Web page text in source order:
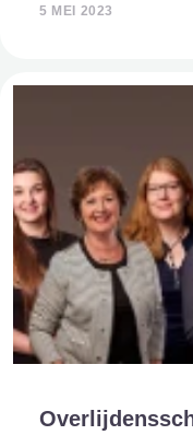
5 MEI 2023